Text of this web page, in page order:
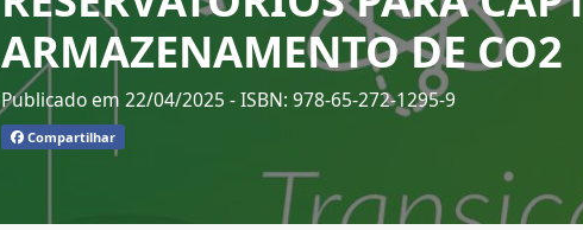
ARMAZENAMENTO DE CO2
Publicado em 22/04/2025- ISBN: 978-65-272-1295-9
Compartilhar